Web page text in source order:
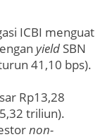
ICBI menguat
yield SBN
41,10 bps).
Rp13,28
triliun).
non-